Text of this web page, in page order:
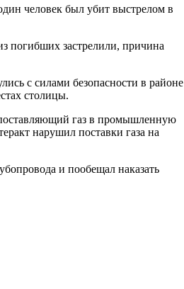
человек был убит выстрелом в
погибших застрелили, причина
с силами безопасности в районе
столицы.
газ в промышленную
нарушил поставки газа на
и пообещал наказать